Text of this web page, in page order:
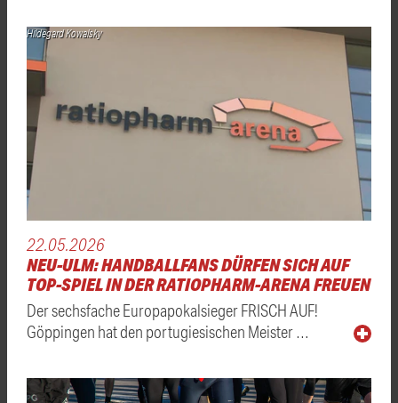
Hildegard Kowalsky
22.05.2026
NEU-ULM: HANDBALLFANS DÜRFEN SICH AUF
TOP-SPIEL IN DER RATIOPHARM-ARENA FREUEN
Der sechsfache Europapokalsieger FRISCH AUF!
Göppingen hat den portugiesischen Meister …